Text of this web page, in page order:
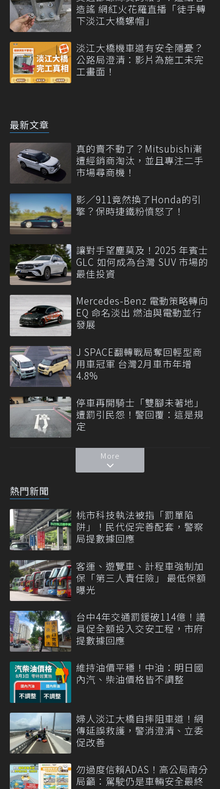
造謠 網紅火花羅直播「徒手轉
下淡江大橋螺帽」
淡江大橋機車道有安全隱憂？
公路局澄清：影片為施工未完
工畫面！
最新文章
真的賣不動了？Mitsubishi漸
遭經銷商淘汰，並且專注二手
市場尋商機！
影／911竟然換了Honda的引
擎？保時捷鐵粉憤怒了！
讓對手望塵莫及！2025 年賓士
GLC 如何成為台灣 SUV 市場的
最佳投資
Mercedes-Benz 電動策略轉向
EQ 命名淡出 燃油與電動並行
發展
J SPACE翻轉戰局奪回輕型商
用車冠軍 台灣2月車市年增
4.8%
停車再開騎士「雙腳未著地」
遭罰引民怨！警回覆：這是規
定
More
熱門新聞
桃市科技執法被指「罰單陷
阱」！民代促完善配套，警察
局提數據回應
客運、遊覽車、計程車強制加
保「第三人責任險」 最低保額
曝光
台中4年交通罰鍰破114億！議
員促全額投入交安工程，市府
提數據回應
維持油價平穩！中油：明日國
內汽、柴油價格皆不調整
婦人淡江大橋自摔阻車道！網
傳延誤救護，警消澄清、立委
促改善
勿過度信賴ADAS！高公局南分
局籲：駕駛仍是車輛安全最終